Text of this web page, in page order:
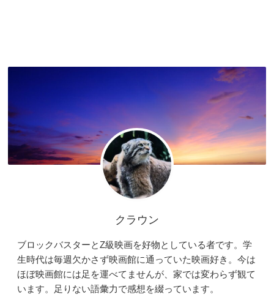
クラウン
ブロックバスターとZ級映画を好物としている者です。学
生時代は毎週欠かさず映画館に通っていた映画好き。今は
ほぼ映画館には足を運べてませんが、家では変わらず観て
います。足りない語彙力で感想を綴っています。